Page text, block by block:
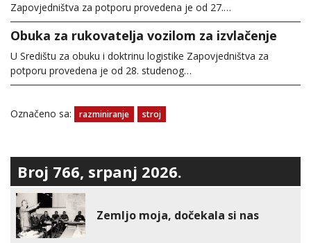
Zapovjedništva za potporu provedena je od 27.…
Obuka za rukovatelja vozilom za izvlačenje
U Središtu za obuku i doktrinu logistike Zapovjedništva za
potporu provedena je od 28. studenog…
Označeno sa: razminiranje stroj
Broj 766, srpanj 2026.
Zemljo moja, dočekala si nas